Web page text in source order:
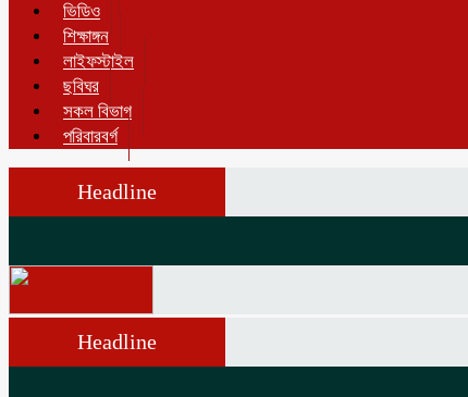
ভিডিও
শিক্ষাঙ্গন
লাইফস্টাইল
ছবিঘর
সকল বিভাগ
পরিবারবর্গ
Headline
Headline